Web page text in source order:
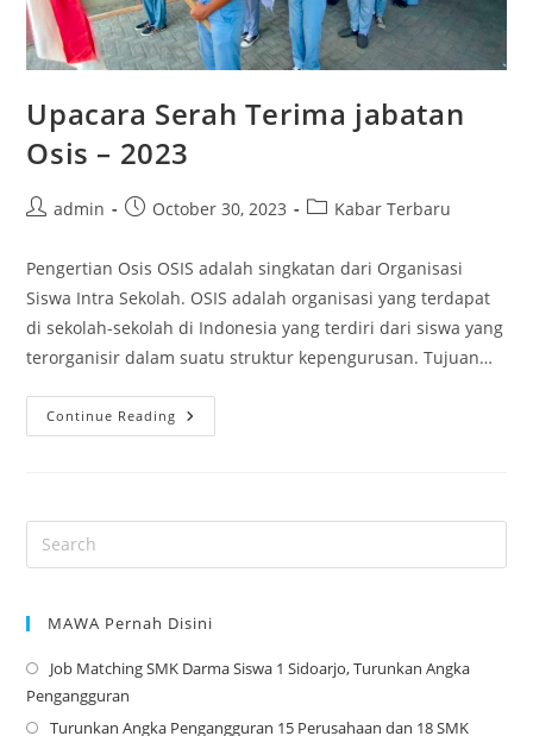
Upacara Serah Terima jabatan
Osis – 2023
Postadmin
PostOctober 30, 2023
PostKabar Terbaru
Pengertian Osis OSIS adalah singkatan dari Organisasi
Siswa Intra Sekolah. OSIS adalah organisasi yang terdapat
di sekolah-sekolah di Indonesia yang terdiri dari siswa yang
terorganisir dalam suatu struktur kepengurusan. Tujuan…
Continue Reading Upacara
Serah
MAWA Pernah Disini
Job Matching SMK Darma Siswa 1 Sidoarjo, Turunkan Angka
Pengangguran
Turunkan Angka Pengangguran 15 Perusahaan dan 18 SMK